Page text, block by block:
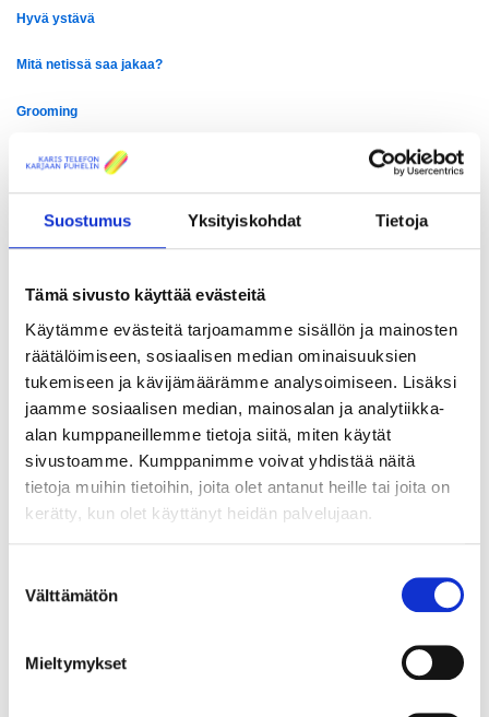
Suostumus Yksityiskohdat Tietoja
Tämä sivusto käyttää evästeitä
Käytämme evästeitä tarjoamamme sisällön ja mainosten
räätälöimiseen, sosiaalisen median ominaisuuksien
tukemiseen ja kävijämäärämme analysoimiseen. Lisäksi
jaamme sosiaalisen median, mainosalan ja analytiikka-
alan kumppaneillemme tietoja siitä, miten käytät
sivustoamme. Kumppanimme voivat yhdistää näitä
tietoja muihin tietoihin, joita olet antanut heille tai joita on
kerätty, kun olet käyttänyt heidän palvelujaan.
valinta
Välttämätön
Mieltymykset
Hyvä ystävä
Mitä netissä saa jakaa?
Grooming
Lähdekritiikki
Pelimaailma
Yhteenveto
Mikä netissä on hyvää ja mitä pitää
varoa?
Sinun on hyväksyttävä markkinointievästeet voidaksesi
nähdä tämän sisällön.
Muuta evästeasetukset
Voit myös katsoa videon YouTubessa:
Johdanto netin alkuperään ja sen hyötyihin, sekä nettietikettiin.